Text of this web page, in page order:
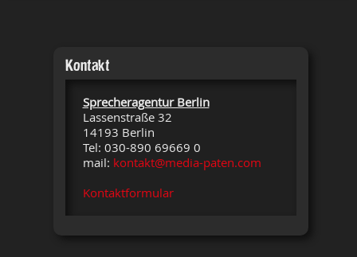
Kontakt
Sprecheragentur Berlin
Lassenstraße 32
14193 Berlin
Tel: 030-890 69669 0
mail: kontakt@media-paten.com
Kontaktformular